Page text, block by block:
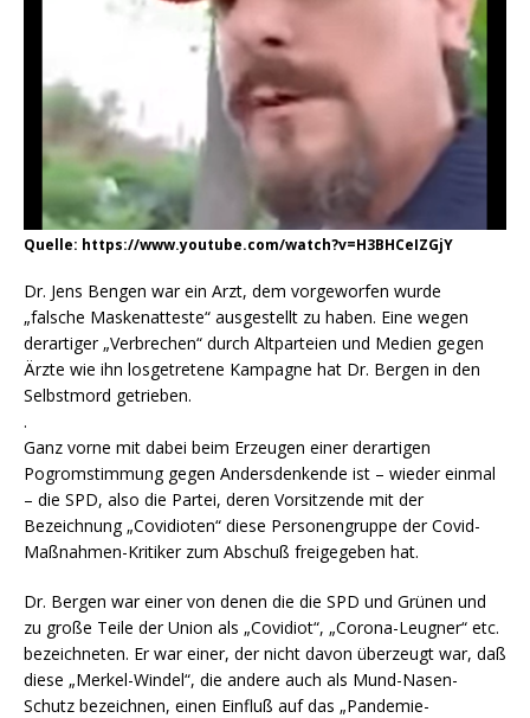
Quelle: https://www.youtube.com/watch?v=H3BHCeIZGjY
Dr. Jens Bengen war ein Arzt, dem vorgeworfen wurde
„falsche Maskenatteste“ ausgestellt zu haben. Eine wegen
derartiger „Verbrechen“ durch Altparteien und Medien gegen
Ärzte wie ihn losgetretene Kampagne hat Dr. Bergen in den
Selbstmord getrieben.
.
Ganz vorne mit dabei beim Erzeugen einer derartigen
Pogromstimmung gegen Andersdenkende ist – wieder einmal
– die SPD, also die Partei, deren Vorsitzende mit der
Bezeichnung „Covidioten“ diese Personengruppe der Covid-
Maßnahmen-Kritiker zum Abschuß freigegeben hat.
Dr. Bergen war einer von denen die die SPD und Grünen und
zu große Teile der Union als „Covidiot“, „Corona-Leugner“ etc.
bezeichneten. Er war einer, der nicht davon überzeugt war, daß
diese „Merkel-Windel“, die andere auch als Mund-Nasen-
Schutz bezeichnen, einen Einfluß auf das „Pandemie-